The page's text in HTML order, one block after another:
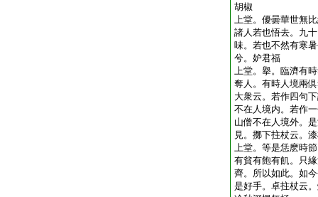
胡椒
上堂。優曇華世無
諸人若也悟去。九
味。若也不然有寒
兮。妒君福
上堂。擧。臨濟有
奪人。有時人境兩
大衆云。若作四句
不在人境内。若作
山僧不在人境外。
見。擲下拄杖云。
上堂。等是恁麽時
有貧有飽有飢。只
齊。所以如此。如
是好手。卓拄杖云